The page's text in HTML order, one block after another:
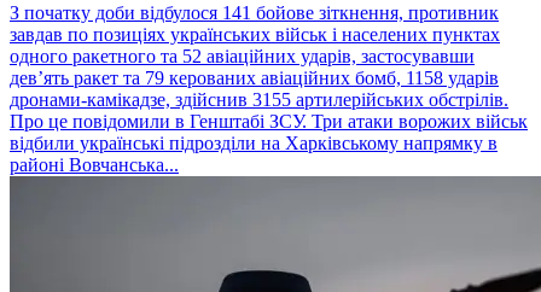
З початку доби відбулося 141 бойове зіткнення, противник
завдав по позиціях українських військ і населених пунктах
одного ракетного та 52 авіаційних ударів, застосувавши
дев’ять ракет та 79 керованих авіаційних бомб, 1158 ударів
дронами-камікадзе, здійснив 3155 артилерійських обстрілів.
Про це повідомили в Генштабі ЗСУ. Три атаки ворожих військ
відбили українські підрозділи на Харківському напрямку в
районі Вовчанська...